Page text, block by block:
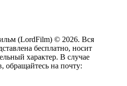
(LordFilm) © 2026. Вся
бесплатно, носит
характер. В случае
обращайтесь на почту: